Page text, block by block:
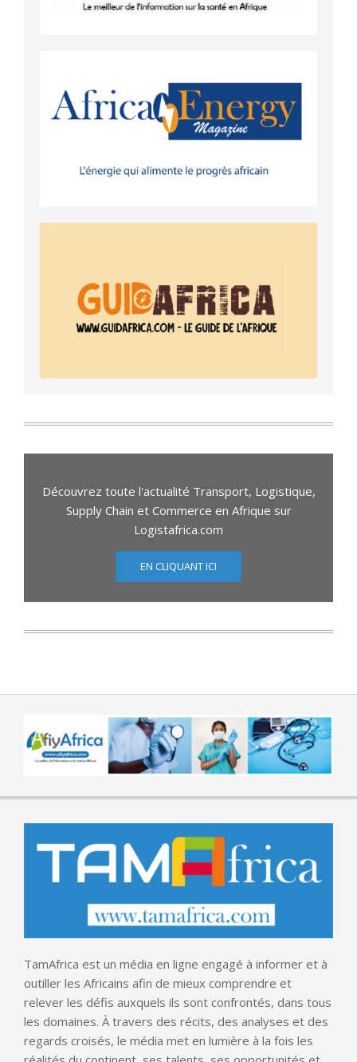
Découvrez toute l'actualité Transport, Logistique,
Supply Chain et Commerce en Afrique sur
Logistafrica.com
EN CLIQUANT ICI
TamAfrica est un média en ligne engagé à informer et à
outiller les Africains afin de mieux comprendre et
relever les défis auxquels ils sont confrontés, dans tous
les domaines. À travers des récits, des analyses et des
regards croisés, le média met en lumière à la fois les